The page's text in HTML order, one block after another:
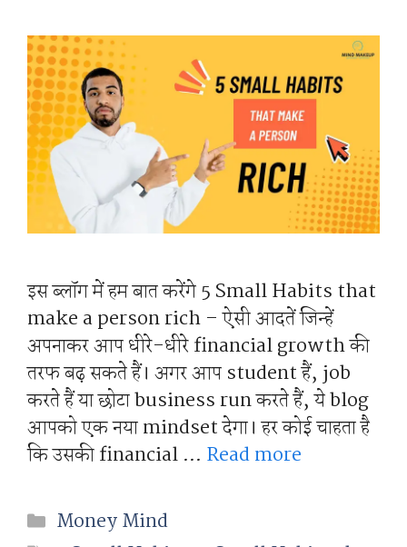
इस ब्लॉग में हम बात करेंगे 5 Small Habits that
make a person rich – ऐसी आदतें जिन्हें
अपनाकर आप धीरे-धीरे financial growth की
तरफ बढ़ सकते हैं। अगर आप student हैं, job
करते हैं या छोटा business run करते हैं, ये blog
आपको एक नया mindset देगा। हर कोई चाहता है
कि उसकी financial … Read more
Categories
Money Mind